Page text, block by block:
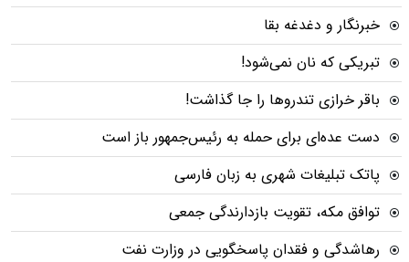
خبرنگار و دغدغه بقا
تبریکی که نان نمی‌شود!
باقر خرازی تندروها را جا گذاشت!
دست عده‌ای برای حمله به رئیس‌جمهور باز است
پاتک تبلیغات شهری به زبان فارسی
توافق مکه، تقویت بازدارندگی جمعی
رهاشدگی و فقدان پاسخگویی در وزارت نفت